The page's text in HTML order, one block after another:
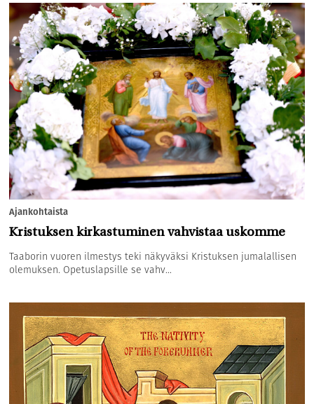
Ajankohtaista
Kristuksen kirkastuminen vahvistaa uskomme
Taaborin vuoren ilmestys teki näkyväksi Kristuksen jumalallisen
olemuksen. Opetuslapsille se vahv...